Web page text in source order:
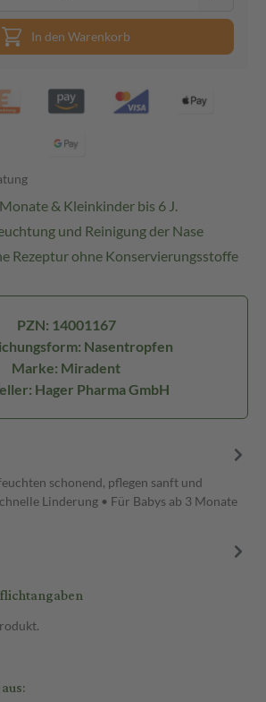
In den Warenkorb
& Kleinkinder bis 6 J.
und Reinigung der Nase
Rezeptur ohne Konservierungsstoffe
PZN: 14001167
Nasentropfen
Marke: Miradent
Hager Pharma GmbH
schonend, pflegen sanft und
Linderung • Für Babys ab 3 Monate